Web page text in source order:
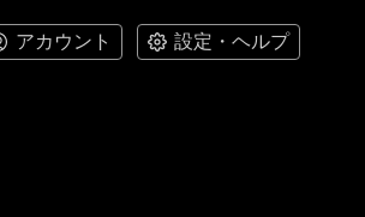
アカウント 設定・ヘルプ